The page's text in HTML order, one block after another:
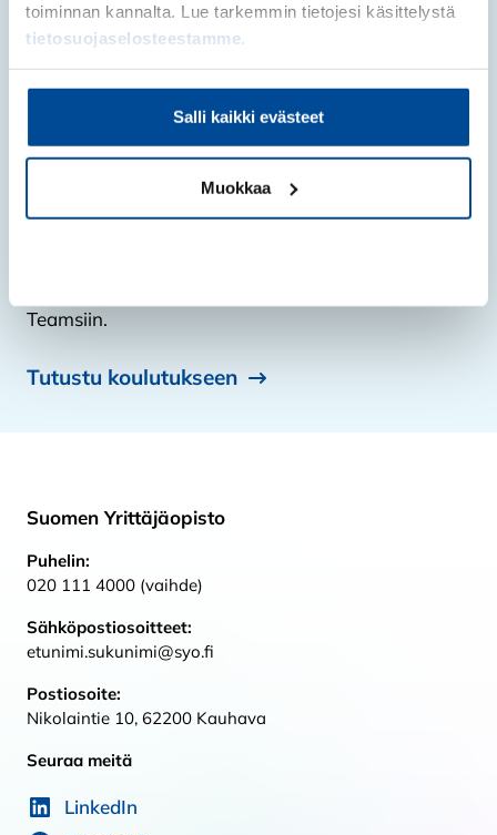
toiminnan kannalta. Lue tarkemmin tietojesi käsittelystä
tietosuojaselosteestamme
Salli kaikki evästeet
Muokkaa
Infon pitää yritystoiminnan kouluttaja Jussi Hietala.
Ilmoittaudu infoon
Teamsiin.
Tutustu koulutukseen
Suomen Yrittäjäopisto
Puhelin:
020 111 4000 (vaihde)
Sähköpostiosoitteet:
etunimi.sukunimi@syo.fi
Postiosoite:
Nikolaintie 10, 62200 Kauhava
Seuraa meitä
LinkedIn